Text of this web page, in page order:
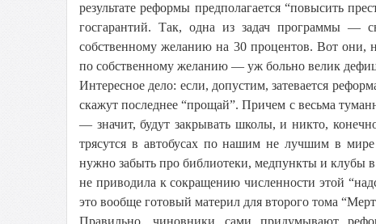
результате реформы предполагается “повысить
госгарантий. Так, одна из задач программы —
собственному желанию на 30 процентов. Вот
по собственному желанию — уж больно велик
Интересное дело: если, допустим, затевается
скажут последнее “прощай”. Причем с весьма
— значит, будут закрывать школы, и никто,
трясутся в автобусах по нашим не лучшим в
нужно забыть про библиотеки, медпункты и клубы
не приводила к сокращению численности этой
это вообще готовый материл для второго тома
Правильно, чиновники сами придумывают